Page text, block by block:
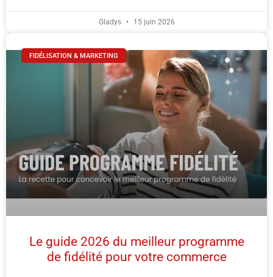
Gladys 15 juin 2026
FIDÉLISATION & MARKETING
Le guide 2026 du meilleur programme
de fidélité pour votre commerce